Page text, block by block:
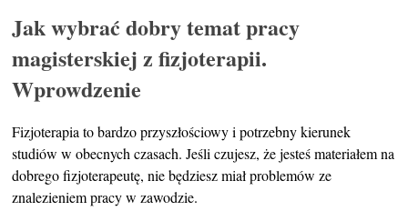
Jak wybrać dobry temat pracy
magisterskiej z fizjoterapii.
Wprowdzenie
Fizjoterapia to bardzo przyszłościowy i potrzebny kierunek
studiów w obecnych czasach. Jeśli czujesz, że jesteś materiałem na
dobrego fizjoterapeutę, nie będziesz miał problemów ze
znalezieniem pracy w zawodzie.